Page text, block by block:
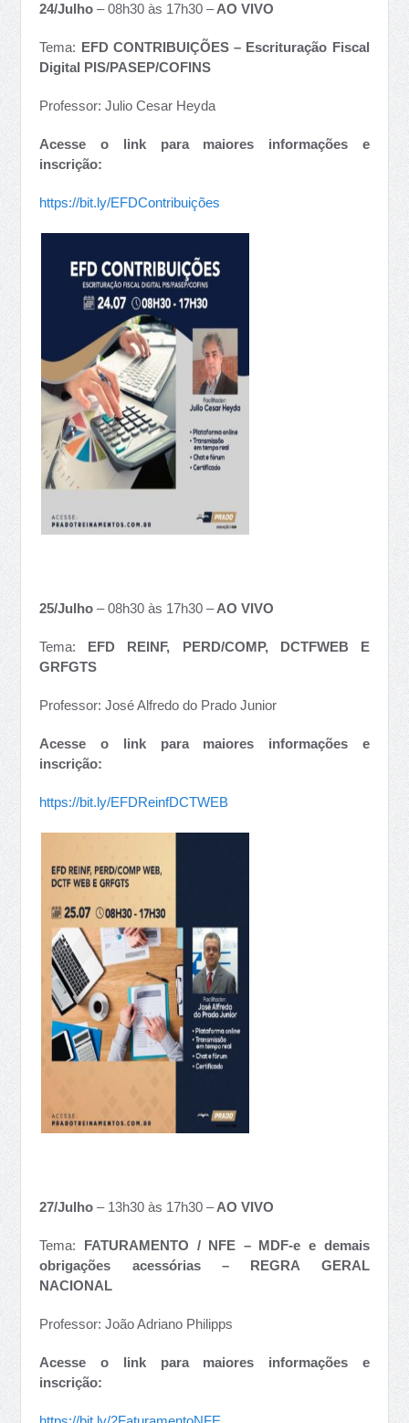
24/Julho– 08h30 às 17h30 –AO VIVO
Tema: EFD CONTRIBUIÇÕES – Escrituração Fiscal
Digital PIS/PASEP/COFINS
Professor: Julio Cesar Heyda
Acesse o link para maiores informações e
inscrição:
https://bit.ly/EFDContribuições
25/Julho– 08h30 às 17h30 –AO VIVO
Tema: EFD REINF, PERD/COMP, DCTFWEB E
GRFGTS
Professor: José Alfredo do Prado Junior
Acesse o link para maiores informações e
inscrição:
https://bit.ly/EFDReinfDCTWEB
27/Julho– 13h30 às 17h30 –AO VIVO
Tema: FATURAMENTO / NFE – MDF-e e demais
obrigações acessórias – REGRA GERAL
NACIONAL
Professor: João Adriano Philipps
Acesse o link para maiores informações e
inscrição: